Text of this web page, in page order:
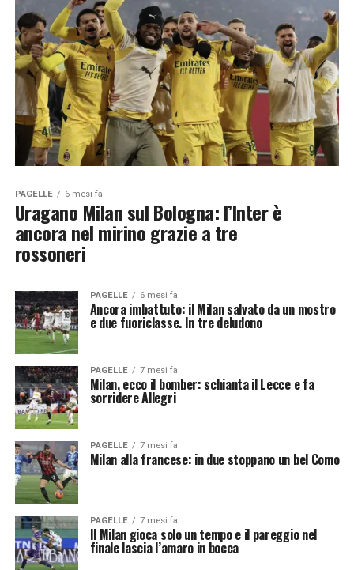
PAGELLE 6 mesi fa
Uragano Milan sul Bologna: l’Inter è
ancora nel mirino grazie a tre
rossoneri
PAGELLE 6 mesi fa
Ancora imbattuto: il Milan salvato da un mostro
e due fuoriclasse. In tre deludono
PAGELLE 7 mesi fa
Milan, ecco il bomber: schianta il Lecce e fa
sorridere Allegri
PAGELLE 7 mesi fa
Milan alla francese: in due stoppano un bel Como
PAGELLE 7 mesi fa
Il Milan gioca solo un tempo e il pareggio nel
finale lascia l’amaro in bocca